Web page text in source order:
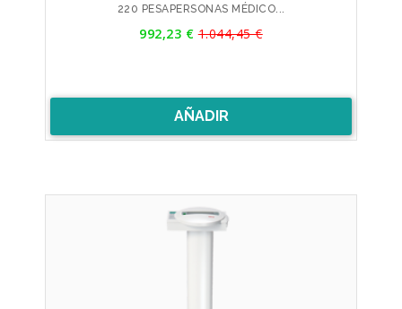
220 PESAPERSONAS MÉDICO...
992,23 €Precio
1.044,45 €
AÑADIR